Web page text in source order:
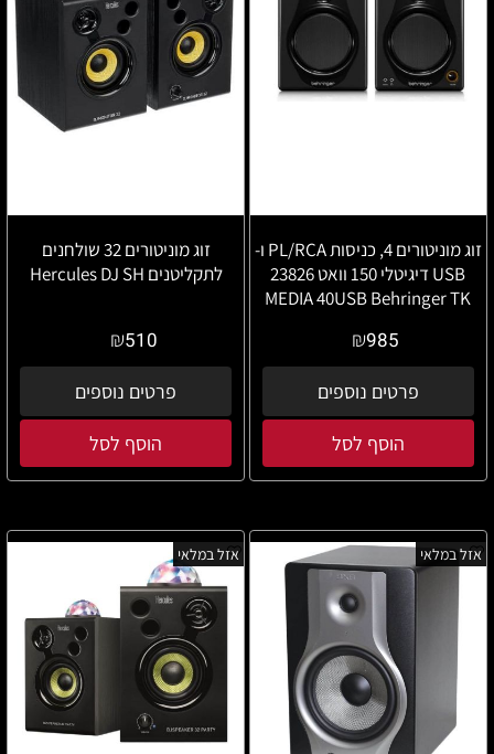
זוג מוניטורים 4, כניסות PL/RCA ו-
USB דיגיטלי 150 וואט 23826
MEDIA 40USB Behringer TK
₪985
פרטים נוספים
הוסף לסל
זוג מוניטורים 32 שולחנים
לתקליטנים Hercules DJ SH
₪510
פרטים נוספים
הוסף לסל
אזל במלאי אזל במלאי